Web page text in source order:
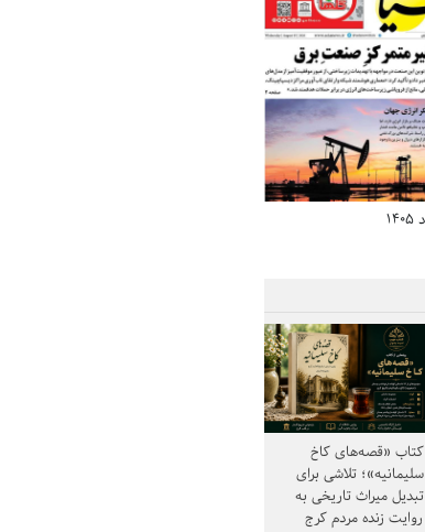
کتاب «قصه‌های کاخ
سلیمانیه»؛ تلاشی برای
تبدیل میراث تاریخی به
روایت زنده مردم کرج